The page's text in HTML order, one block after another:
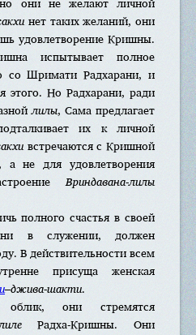
нет таких желаний, они
удовлетворение Кришны.
испытывает полное
со Шримати Радхарани, и
этого. Но Радхарани, ради
лилы, Сама предлагает
их к личной
встречаются с Кришной
не для удовлетворения
Вриндавана-лилы
полного счастья в своей
в служении, должен
В действительности всем
присуща женская
–джива-шакти.
они стремятся
Радха-Кришны. Они